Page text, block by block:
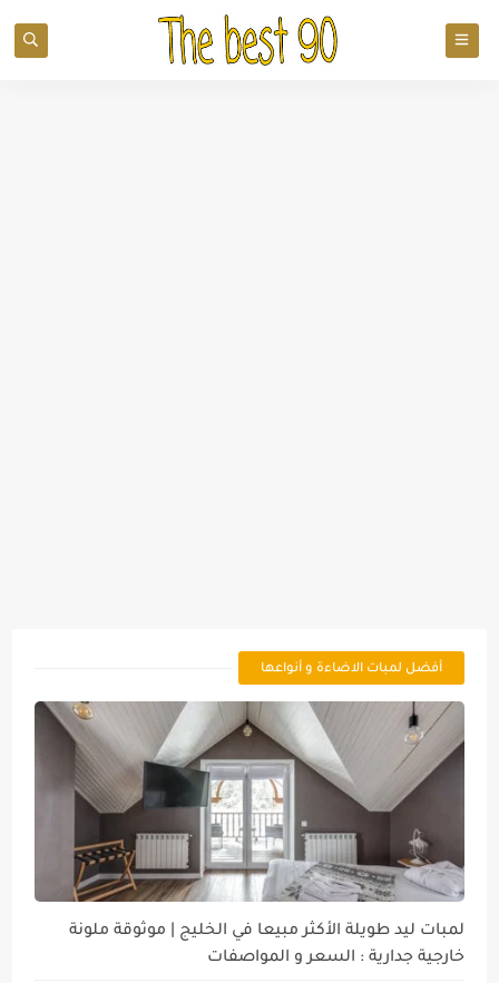
أفضل لمبات الاضاءة و أنواعها
لمبات ليد طويلة الأكثر مبيعا في الخليج | موثوقة ملونة
خارجية جدارية : السعر و المواصفات